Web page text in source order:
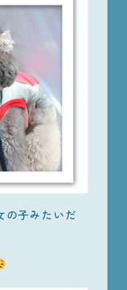
の子みたいだ